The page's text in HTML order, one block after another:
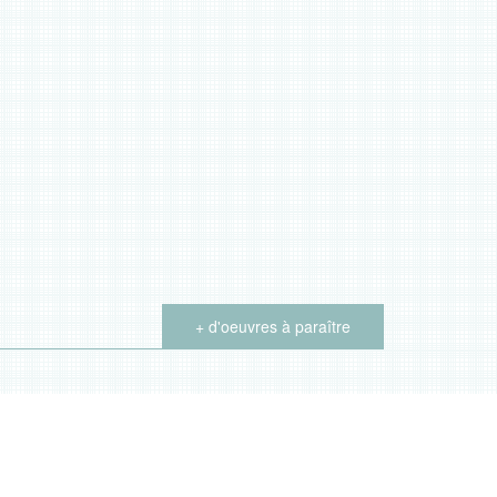
+ d'oeuvres à paraître